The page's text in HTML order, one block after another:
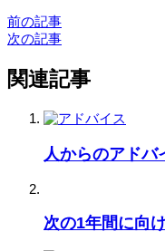
前の記事
次の記事
関連記事
人からのアドバ
次の1年間に向